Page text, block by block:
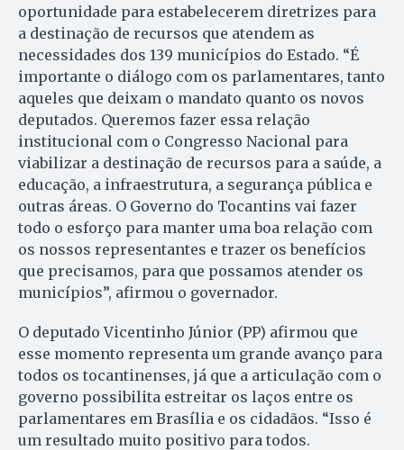
oportunidade para estabelecerem diretrizes para
a destinação de recursos que atendem as
necessidades dos 139 municípios do Estado. “É
importante o diálogo com os parlamentares, tanto
aqueles que deixam o mandato quanto os novos
deputados. Queremos fazer essa relação
institucional com o Congresso Nacional para
viabilizar a destinação de recursos para a saúde, a
educação, a infraestrutura, a segurança pública e
outras áreas. O Governo do Tocantins vai fazer
todo o esforço para manter uma boa relação com
os nossos representantes e trazer os benefícios
que precisamos, para que possamos atender os
municípios”, afirmou o governador.
O deputado Vicentinho Júnior (PP) afirmou que
esse momento representa um grande avanço para
todos os tocantinenses, já que a articulação com o
governo possibilita estreitar os laços entre os
parlamentares em Brasília e os cidadãos. “Isso é
um resultado muito positivo para todos.